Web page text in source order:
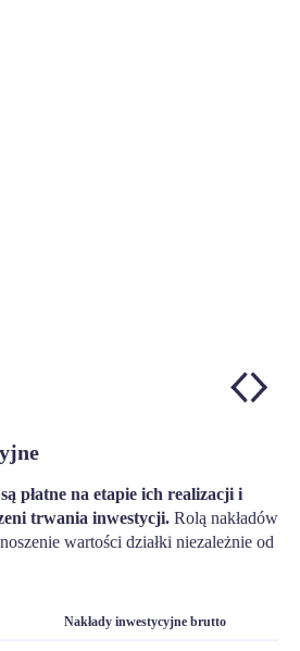
płatne na etapie ich realizacji i
trwania inwestycji. Rolą nakładów
wartości działki niezależnie od
Nakłady inwestycyjne brutto